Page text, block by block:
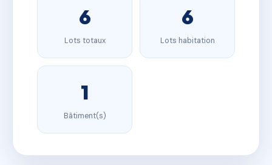
6
Lots totaux
6
Lots habitation
1
Bâtiment(s)